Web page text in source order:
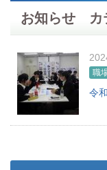
お知らせ カ
職
令